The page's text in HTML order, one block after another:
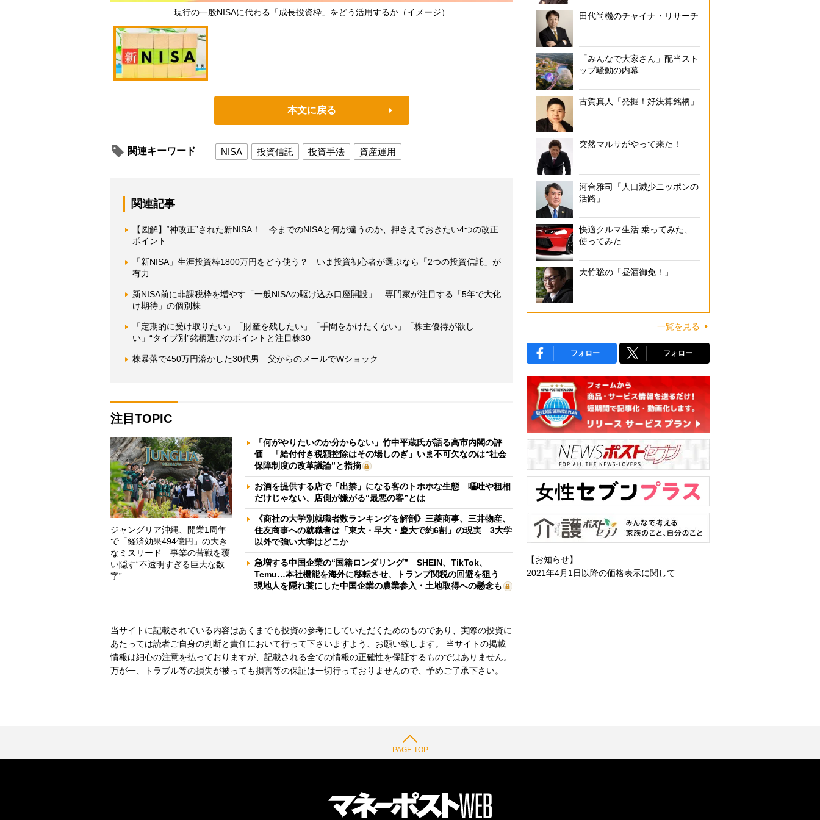
現行の一般NISAに代わる「成長投資枠」をどう活用するか（イメージ）
本文に戻る
関連キーワード NISA 投資信託 投資手法 資産運用
関連記事
【図解】“神改正”された新NISA！ 今までのNISAと何が違うのか、押さえておきたい4つの改正
ポイント
「新NISA」生涯投資枠1800万円をどう使う？ いま投資初心者が選ぶなら「2つの投資信託」が
有力
新NISA前に非課税枠を増やす「一般NISAの駆け込み口座開設」 専門家が注目する「5年で大化
け期待」の個別株
「定期的に受け取りたい」「財産を残したい」「手間をかけたくない」「株主優待が欲し
い」“タイプ別”銘柄選びのポイントと注目株30
株暴落で450万円溶かした30代男 父からのメールでWショック
注目TOPIC
ジャングリア沖縄、開業1周年
で「経済効果494億円」の大き
なミスリード 事業の苦戦を覆
い隠す“不透明すぎる巨大な数
字”
「何がやりたいのか分からない」竹中平蔵氏が語る高市内閣の評
価 「給付付き税額控除はその場しのぎ」いま不可欠なのは“社会
保障制度の改革議論”と指摘
お酒を提供する店で「出禁」になる客のトホホな生態 嘔吐や粗相
だけじゃない、店側が嫌がる“最悪の客”とは
《商社の大学別就職者数ランキングを解剖》三菱商事、三井物産、
住友商事への就職者は「東大・早大・慶大で約6割」の現実 3大学
以外で強い大学はどこか
急増する中国企業の“国籍ロンダリング” SHEIN、TikTok、
Temu…本社機能を海外に移転させ、トランプ関税の回避を狙う
現地人を隠れ蓑にした中国企業の農業参入・土地取得への懸念も
当サイトに記載されている内容はあくまでも投資の参考にしていただくためのものであり、実際の投資に
あたっては読者ご自身の判断と責任において行って下さいますよう、お願い致します。 当サイトの掲載
情報は細心の注意を払っておりますが、記載される全ての情報の正確性を保証するものではありません。
万が一、トラブル等の損失が被っても損害等の保証は一切行っておりませんので、予めご了承下さい。
田代尚機のチャイナ・リサーチ
「みんなで大家さん」配当スト
ップ騒動の内幕
古賀真人「発掘！好決算銘柄」
突然マルサがやって来た！
河合雅司「人口減少ニッポンの
活路」
快適クルマ生活 乗ってみた、
使ってみた
大竹聡の「昼酒御免！」
一覧を見る
フォロー フォロー
【お知らせ】
2021年4月1日以降の価格表示に関して
PAGE TOP